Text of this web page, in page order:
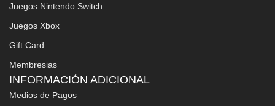
Juegos Nintendo Switch
Juegos Xbox
Gift Card
Membresias
INFORMACIÓN ADICIONAL
Medios de Pagos